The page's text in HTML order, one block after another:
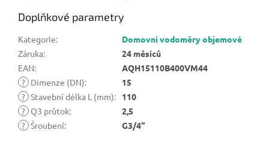
Doplňkové parametry
Kategorie:
Domovní vodoměry objemové
Záruka:
24 měsíců
EAN:
AQH15110B400VM44
? Dimenze (DN):
15
? Stavební délka L (mm):
110
? Q3 průtok:
2,5
? Šroubení: G3/4"